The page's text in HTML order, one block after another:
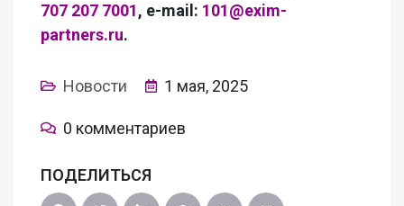
707 207 7001, e-mail: 101@exim-
partners.ru.
Новости 1 мая, 2025
0 комментариев
ПОДЕЛИТЬСЯ